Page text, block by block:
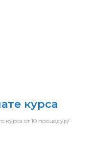
курса
курса от 10 процедур/